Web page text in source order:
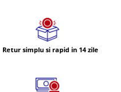
Retur simplu si rapid in 14 zile